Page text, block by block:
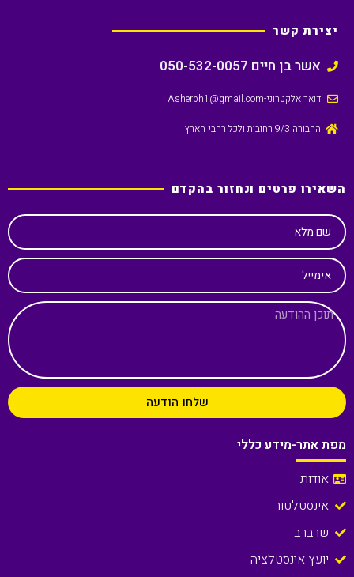
יצירת קשר
אשר בן חיים 050-532-0057
דואר אלקטרוני-Asherbh1@gmail.com
החבורה 9/3 רחובות ולכל רחבי הארץ
השאירו פרטים ונחזור בהקדם
שם מלא
אימייל
שלחו הודעה
מפת אתר-מידע כללי
אודות
אינסטלטור
שרברב
יועץ אינסטלציה